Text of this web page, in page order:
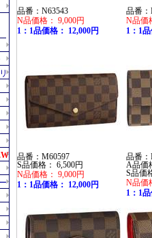
品番：N63543
N品価格： 9,000円
1：1品価格： 12,000円
品番：
N品価
1：1
品番：M60597
S品価格： 6,500円
N品価格： 9,000円
1：1品価格： 12,000円
品番：
A品価
S品価
N品価
1：1